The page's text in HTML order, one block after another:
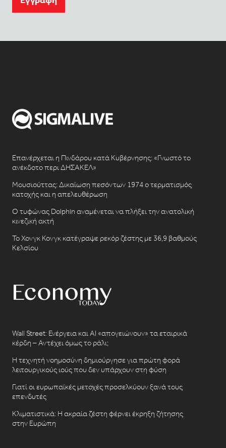
Επανέρχεται η Πινδάρου κατά Κυβέρνησης: «Γνωστό το
ανέκδοτο περι ΔΗΣΑΚΕΛ»
Μουσιούττας: Δικαίωση πεσόντων 1974 ο τερματισμός
κατοχής και η απελευθέρωση
Ο τυφώνας Dolphin αναμένεται να πλήξει την ανατολική
κινεζική ακτή
Το Χονγκ Κονγκ κατέγραψε ρεκόρ ζέστης με 36,9 βαθμούς
Κελσίου
Wall Street: Ενέργεια και AI «απογειώνουν» τα εταιρικά
κέρδη – Αντέχει όμως το ράλι;
Η τεχνητή νοημοσύνη δημιούργησε για πρώτη φορά
λειτουργικούς ιούς που δεν υπάρχουν στη φύση
Γιατί οι ευρωπαϊκές μετοχές προσελκύουν ξανά τους
επενδυτές
Κλιματιστικά: Η ακραία ζέστη φέρνει έκρηξη ζήτησης
στην Ευρώπη